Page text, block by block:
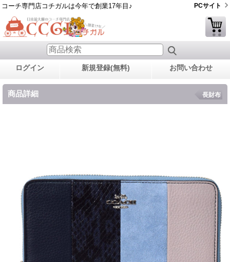
コーチ専門店コチガルは今年で創業17年目♪ PCサイト
ログイン 新規登録(無料) お問い合わせ
商品詳細 長財布